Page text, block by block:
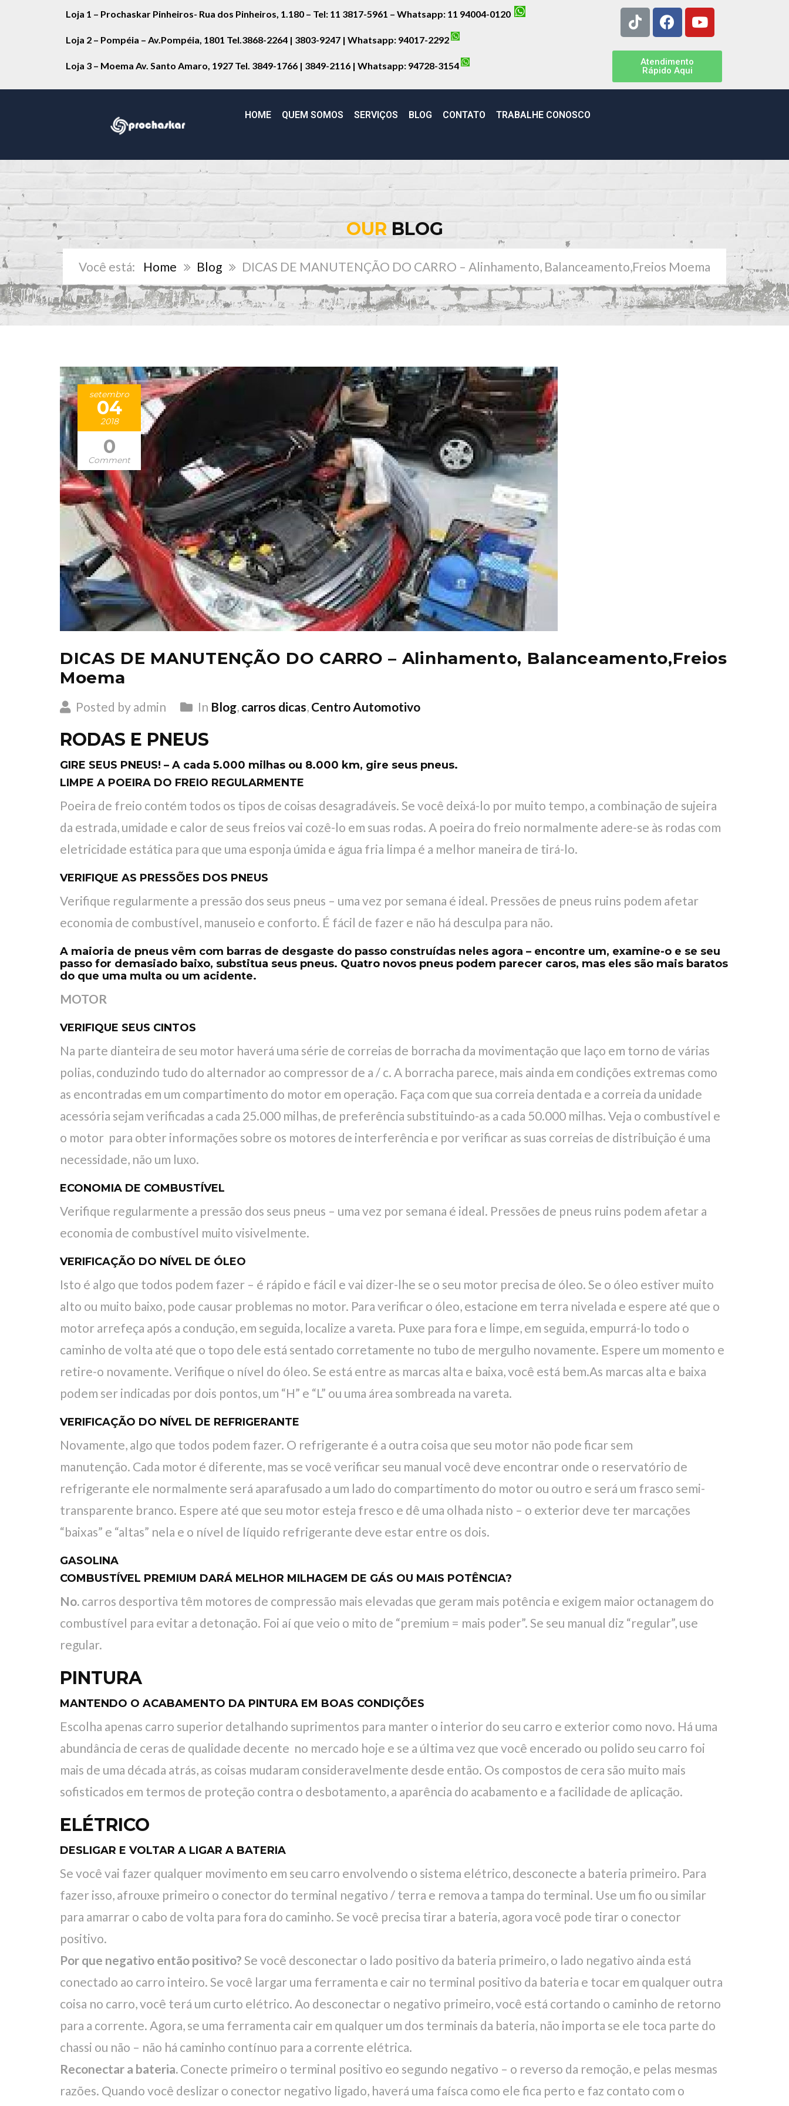
Loja 1 – Prochaskar Pinheiros- Rua dos Pinheiros, 1.180 – Tel: 11 3817-5961 – Whatsapp: 11 94004-0120
Loja 2 – Pompéia – Av.Pompéia, 1801 Tel.3868-2264 | 3803-9247 | Whatsapp: 94017-2292
Loja 3 – Moema Av. Santo Amaro, 1927 Tel. 3849-1766 | 3849-2116 | Whatsapp: 94728-3154
Atendimento
Rápido Aqui
HOME QUEM SOMOS SERVIÇOS BLOG CONTATO TRABALHE CONOSCO
OURBLOG
Home Blog DICAS DE MANUTENÇÃO DO CARRO – Alinhamento, Balanceamento,Freios Moema
setembro
04
2018
0
Comment
DICAS DE MANUTENÇÃO DO CARRO – Alinhamento, Balanceamento,Freios
Moema
Posted by admin In Blog, carros dicas, Centro Automotivo
RODAS E PNEUS
GIRE SEUS PNEUS! – A cada 5.000 milhas ou 8.000 km, gire seus pneus.
LIMPE A POEIRA DO FREIO REGULARMENTE
Poeira de freio contém todos os tipos de coisas desagradáveis. Se você deixá-lo por muito tempo, a combinação de sujeira
da estrada, umidade e calor de seus freios vai cozê-lo em suas rodas. A poeira do freio normalmente adere-se às rodas com
eletricidade estática para que uma esponja úmida e água fria limpa é a melhor maneira de tirá-lo.
VERIFIQUE AS PRESSÕES DOS PNEUS
Verifique regularmente a pressão dos seus pneus – uma vez por semana é ideal. Pressões de pneus ruins podem afetar
economia de combustível, manuseio e conforto. É fácil de fazer e não há desculpa para não.
A maioria de pneus vêm com barras de desgaste do passo construídas neles agora – encontre um, examine-o e se seu
passo for demasiado baixo, substitua seus pneus. Quatro novos pneus podem parecer caros, mas eles são mais baratos
do que uma multa ou um acidente.
MOTOR
VERIFIQUE SEUS CINTOS
Na parte dianteira de seu motor haverá uma série de correias de borracha da movimentação que laço em torno de várias
polias, conduzindo tudo do alternador ao compressor de a / c. A borracha parece, mais ainda em condições extremas como
as encontradas em um compartimento do motor em operação. Faça com que sua correia dentada e a correia da unidade
acessória sejam verificadas a cada 25.000 milhas, de preferência substituindo-as a cada 50.000 milhas. Veja o combustível e
o motor para obter informações sobre os motores de interferência e por verificar as suas correias de distribuição é uma
necessidade, não um luxo.
ECONOMIA DE COMBUSTÍVEL
Verifique regularmente a pressão dos seus pneus – uma vez por semana é ideal. Pressões de pneus ruins podem afetar a
economia de combustível muito visivelmente.
VERIFICAÇÃO DO NÍVEL DE ÓLEO
Isto é algo que todos podem fazer – é rápido e fácil e vai dizer-lhe se o seu motor precisa de óleo. Se o óleo estiver muito
alto ou muito baixo, pode causar problemas no motor. Para verificar o óleo, estacione em terra nivelada e espere até que o
motor arrefeça após a condução, em seguida, localize a vareta. Puxe para fora e limpe, em seguida, empurrá-lo todo o
caminho de volta até que o topo dele está sentado corretamente no tubo de mergulho novamente. Espere um momento e
retire-o novamente. Verifique o nível do óleo. Se está entre as marcas alta e baixa, você está bem.As marcas alta e baixa
podem ser indicadas por dois pontos, um “H” e “L” ou uma área sombreada na vareta.
VERIFICAÇÃO DO NÍVEL DE REFRIGERANTE
Novamente, algo que todos podem fazer. O refrigerante é a outra coisa que seu motor não pode ficar sem
manutenção. Cada motor é diferente, mas se você verificar seu manual você deve encontrar onde o reservatório de
refrigerante ele normalmente será aparafusado a um lado do compartimento do motor ou outro e será um frasco semi-
transparente branco. Espere até que seu motor esteja fresco e dê uma olhada nisto – o exterior deve ter marcações
“baixas” e “altas” nela e o nível de líquido refrigerante deve estar entre os dois.
GASOLINA
COMBUSTÍVEL PREMIUM DARÁ MELHOR MILHAGEM DE GÁS OU MAIS POTÊNCIA?
No. carros desportiva têm motores de compressão mais elevadas que geram mais potência e exigem maior octanagem do
combustível para evitar a detonação. Foi aí que veio o mito de “premium = mais poder”. Se seu manual diz “regular”, use
regular.
PINTURA
MANTENDO O ACABAMENTO DA PINTURA EM BOAS CONDIÇÕES
Escolha apenas carro superior detalhando suprimentos para manter o interior do seu carro e exterior como novo. Há uma
abundância de ceras de qualidade decente no mercado hoje e se a última vez que você encerado ou polido seu carro foi
mais de uma década atrás, as coisas mudaram consideravelmente desde então. Os compostos de cera são muito mais
sofisticados em termos de proteção contra o desbotamento, a aparência do acabamento e a facilidade de aplicação.
ELÉTRICO
DESLIGAR E VOLTAR A LIGAR A BATERIA
Se você vai fazer qualquer movimento em seu carro envolvendo o sistema elétrico, desconecte a bateria primeiro. Para
fazer isso, afrouxe primeiro o conector do terminal negativo / terra e remova a tampa do terminal. Use um fio ou similar
para amarrar o cabo de volta para fora do caminho. Se você precisa tirar a bateria, agora você pode tirar o conector
positivo.
Por que negativo então positivo? Se você desconectar o lado positivo da bateria primeiro, o lado negativo ainda está
conectado ao carro inteiro. Se você largar uma ferramenta e cair no terminal positivo da bateria e tocar em qualquer outra
coisa no carro, você terá um curto elétrico. Ao desconectar o negativo primeiro, você está cortando o caminho de retorno
para a corrente. Agora, se uma ferramenta cair em qualquer um dos terminais da bateria, não importa se ele toca parte do
chassi ou não – não há caminho contínuo para a corrente elétrica.
Reconectar a bateria. Conecte primeiro o terminal positivo eo segundo negativo – o reverso da remoção, e pelas mesmas
razões. Quando você deslizar o conector negativo ligado, haverá uma faísca como ele fica perto e faz contato com o